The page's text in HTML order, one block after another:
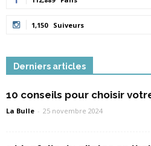
1,150 Suiveurs
Derniers articles
10 conseils pour choisir
La Bulle - 25 novembre 2024